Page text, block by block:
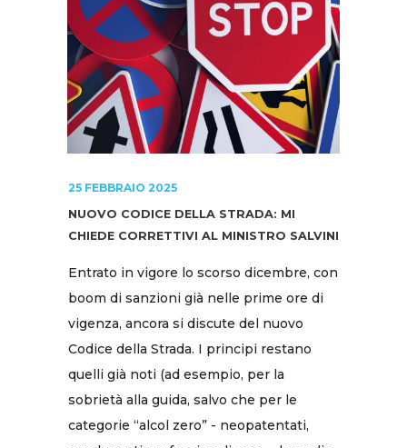
25 FEBBRAIO 2025
NUOVO CODICE DELLA STRADA: MI
CHIEDE CORRETTIVI AL MINISTRO SALVINI
Entrato in vigore lo scorso dicembre, con
boom di sanzioni già nelle prime ore di
vigenza, ancora si discute del nuovo
Codice della Strada. I principi restano
quelli già noti (ad esempio, per la
sobrietà alla guida, salvo che per le
categorie “alcol zero” - neopatentati,